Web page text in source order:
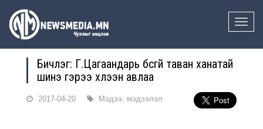
Toggle
Бичлэг: Г.Цагаандарь бүсгүй таван ханатай
шинэ гэрээ хүлээн авлаа
2017-04-20 Мэдээ, мэдээлэл